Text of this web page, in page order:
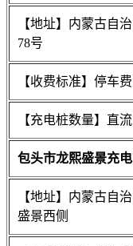
【地址】内蒙古自
78号
【收费标准】停车
【充电桩数量】直
包头市龙熙盛景充
【地址】内蒙古自
盛景西侧